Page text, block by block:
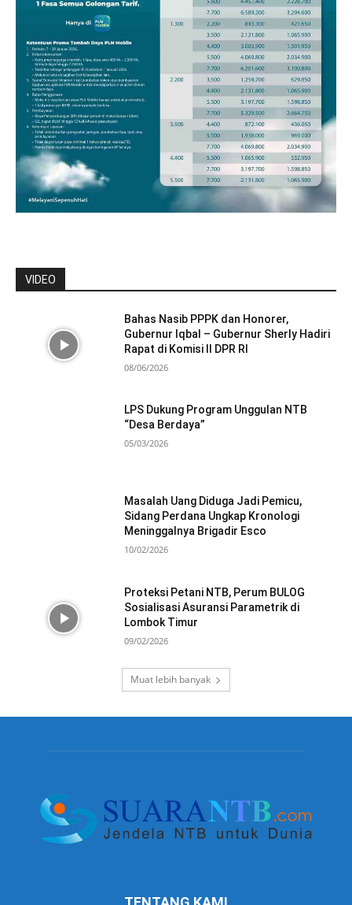
VIDEO
Bahas Nasib PPPK dan Honorer,
Gubernur Iqbal – Gubernur Sherly Hadiri
Rapat di Komisi II DPR RI
08/06/2026
LPS Dukung Program Unggulan NTB
“Desa Berdaya”
05/03/2026
Masalah Uang Diduga Jadi Pemicu,
Sidang Perdana Ungkap Kronologi
Meninggalnya Brigadir Esco
10/02/2026
Proteksi Petani NTB, Perum BULOG
Sosialisasi Asuransi Parametrik di
Lombok Timur
09/02/2026
Muat lebih banyak